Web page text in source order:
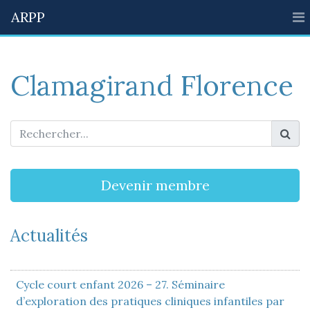
ARPP
Clamagirand Florence
Devenir membre
Actualités
Cycle court enfant 2026 – 27. Séminaire
d’exploration des pratiques cliniques infantiles par